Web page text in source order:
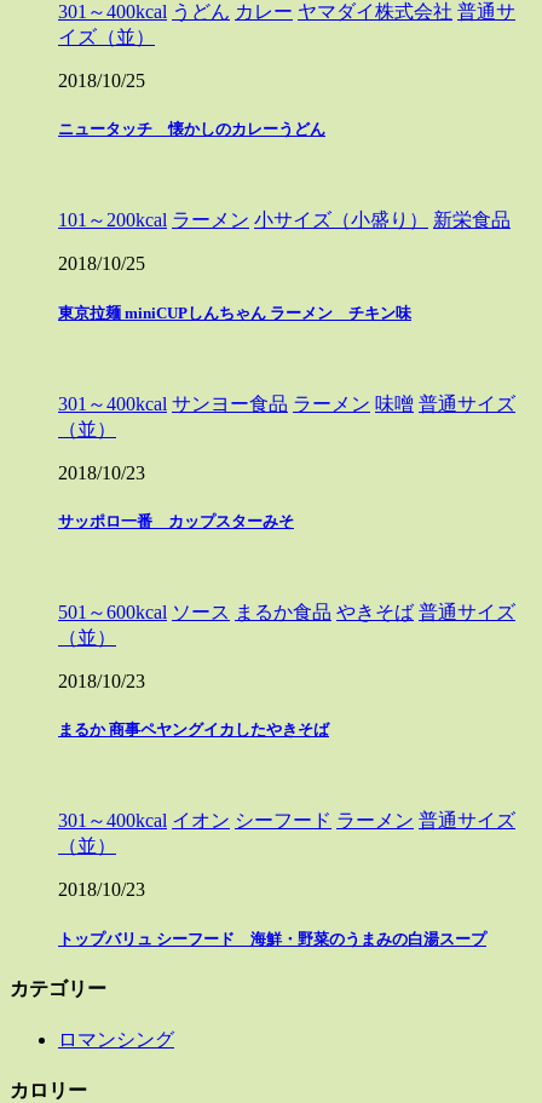
301～400kcal うどん カレー ヤマダイ株式会社 普通サ
イズ（並）
2018/10/25
ニュータッチ 懐かしのカレーうどん
101～200kcal ラーメン 小サイズ（小盛り） 新栄食品
2018/10/25
東京拉麺 miniCUPしんちゃん ラーメン チキン味
301～400kcal サンヨー食品 ラーメン 味噌 普通サイズ
（並）
2018/10/23
サッポロ一番 カップスターみそ
501～600kcal ソース まるか食品 やきそば 普通サイズ
（並）
2018/10/23
まるか 商事ペヤングイカしたやきそば
301～400kcal イオン シーフード ラーメン 普通サイズ
（並）
2018/10/23
トップバリュ シーフード 海鮮・野菜のうまみの白湯スープ
カテゴリー
ロマンシング
カロリー